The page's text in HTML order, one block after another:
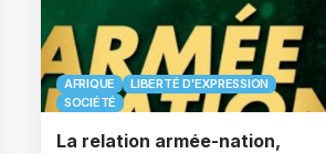
AFRIQUE
LIBERTÉ D'EXPRESSION
SOCIÉTÉ
La relation armée-nation,